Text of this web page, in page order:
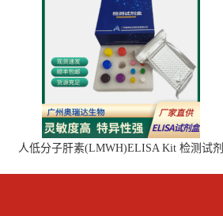
人低分子肝素(LMWH)ELISA Kit 检测试剂